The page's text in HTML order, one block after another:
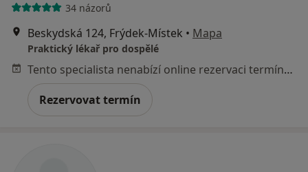
34 názorů
Beskydská 124, Frýdek-Místek • Mapa
Praktický lékař pro dospělé
Tento specialista nenabízí online rezervaci termínu na této adrese.
Rezervovat termín